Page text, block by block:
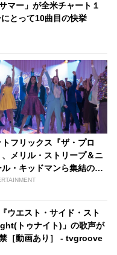
マー」が全米チャート１
とって10曲目の快挙
フリックス『ザ・プロ
、メリル・ストリープ＆ニ
ル・キッドマンら集結の豪
な予告編解禁［動画あ
ウエスト・サイド・スト
トゥナイト)」の歌声が
［動画あり］ - tvgroove